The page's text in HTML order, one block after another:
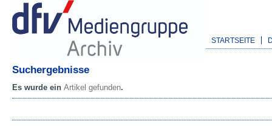
STARTSEITE
Suchergebnisse
Es wurde ein Artikel gefunden.